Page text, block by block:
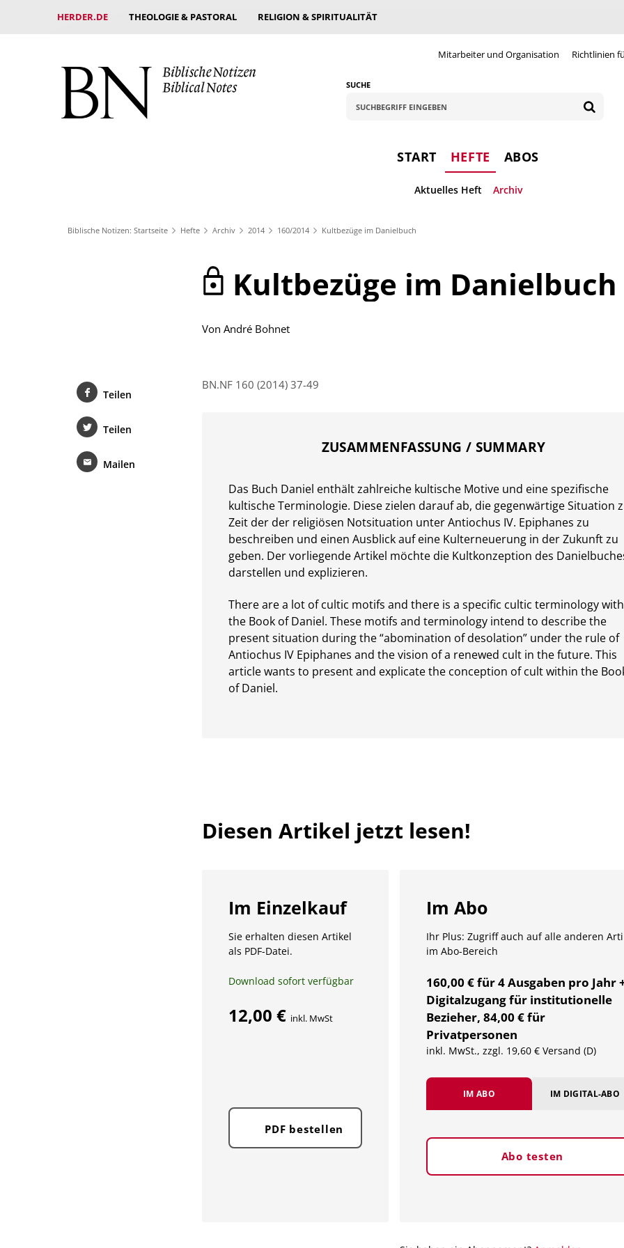
HERDER.DE THEOLOGIE & PASTORAL RELIGION & SPIRITUALITÄT
Mitarbeiter und Organisation Richtlinien
SUCHE
START HEFTE ABOS
Aktuelles Heft Archiv
Biblische Notizen: Startseite Hefte Archiv 2014 160/2014 Kultbezüge im Danielbuch
Kultbezüge im Danielbuch
Von André Bohnet
BN.NF 160 (2014) 37-49
ZUSAMMENFASSUNG / SUMMARY
Das Buch Daniel enthält zahlreiche kultische Motive und eine spezifische
kultische Terminologie. Diese zielen darauf ab, die gegenwärtige Situation
Zeit der der religiösen Notsituation unter Antiochus IV. Epiphanes zu
beschreiben und einen Ausblick auf eine Kulterneuerung in der Zukunft zu
geben. Der vorliegende Artikel möchte die Kultkonzeption des
darstellen und explizieren.
There are a lot of cultic motifs and there is a specific cultic terminology
the Book of Daniel. These motifs and terminology intend to describe the
present situation during the “abomination of desolation” under the rule of
Antiochus IV Epiphanes and the vision of a renewed cult in the future. This
article wants to present and explicate the conception of cult within the
of Daniel.
Diesen Artikel jetzt lesen!
Im Einzelkauf
Sie erhalten diesen Artikel
als PDF-Datei.
Download sofort verfügbar
12,00 € inkl. MwSt
PDF bestellen
Im Abo
Ihr Plus: Zugriff auch auf alle anderen
im Abo-Bereich
160,00 € für 4 Ausgaben pro Jahr
Digitalzugang für institutionelle
Bezieher, 84,00 € für
Privatpersonen
inkl. MwSt., zzgl. 19,60 € Versand (D)
IM ABO IM DIGITAL-ABO
Abo testen
Teilen
Teilen
Mailen